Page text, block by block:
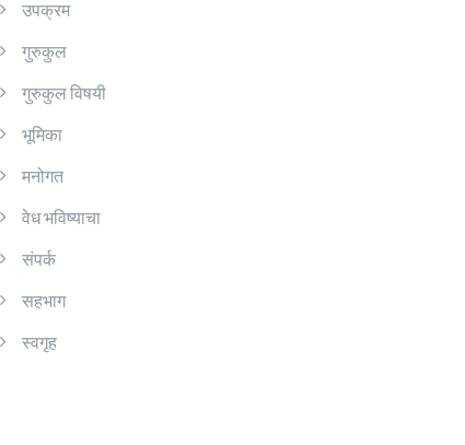
उपक्रम
गुरुकुल
गुरुकुल विषयी
भूमिका
मनोगत
वेध भविष्याचा
संपर्क
सहभाग
स्वगृह